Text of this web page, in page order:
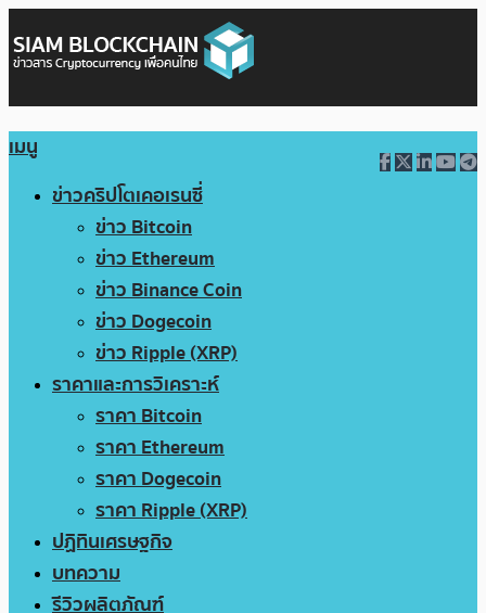
เมนู
ข่าวคริปโตเคอเรนซี่
ข่าว Bitcoin
ข่าว Ethereum
ข่าว Binance Coin
ข่าว Dogecoin
ข่าว Ripple (XRP)
ราคาและการวิเคราะห์
ราคา Bitcoin
ราคา Ethereum
ราคา Dogecoin
ราคา Ripple (XRP)
ปฏิทินเศรษฐกิจ
บทความ
รีวิวผลิตภัณฑ์